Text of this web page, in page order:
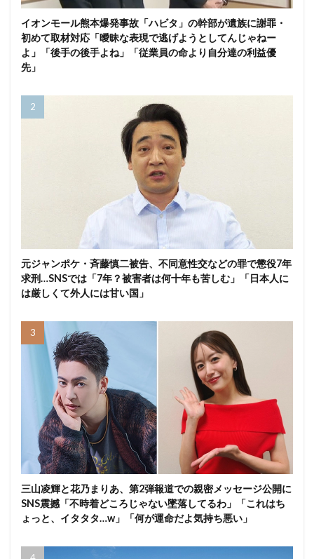
イオンモール熊本爆発事故「ハビタ」の幹部が遺族に謝罪・
初めて取材対応「曖昧な表現で逃げようとしてんじゃねー
よ」「後手の後手よね」「従業員の命より自分達の利益優
先」
元ジャンポケ・斉藤慎二被告、不同意性交などの罪で懲役7年
求刑…SNSでは「7年？被害者は何十年も苦しむ」「日本人に
は厳しくて外人には甘い国」
三山凌輝と花乃まりあ、第2弾報道での親密メッセージ公開に
SNS震撼「不時着どころじゃない墜落してるわ」「これはち
ょっと、イタタタ…w」「何が運命だよ気持ち悪い」